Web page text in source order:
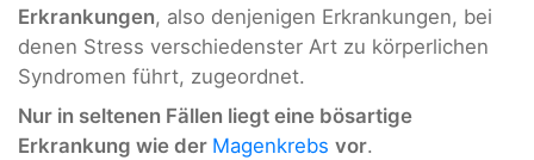
Erkrankungen, also denjenigen Erkrankungen, bei
denen Stress verschiedenster Art zu körperlichen
Syndromen führt, zugeordnet.
Nur in seltenen Fällen liegt eine bösartige
Erkrankung wie der Magenkrebs vor.